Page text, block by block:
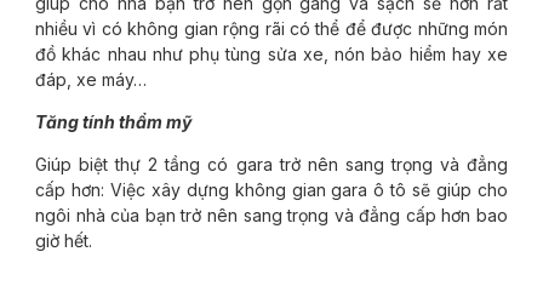
nhiều vì có không gian rộng rãi có thể để được những món
đồ khác nhau như phụ tùng sửa xe, nón bảo hiểm hay xe
đáp, xe máy…
Tăng tính thẩm mỹ
Giúp biệt thự 2 tầng có gara trở nên sang trọng và đẳng
cấp hơn: Việc xây dựng không gian gara ô tô sẽ giúp cho
ngôi nhà của bạn trở nên sang trọng và đẳng cấp hơn bao
giờ hết.